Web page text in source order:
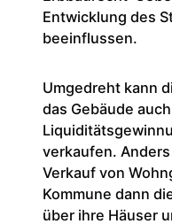
Entwicklung des
beeinflussen.
Umgedreht kann
das Gebäude
verkaufen.
Verkauf von
Kommune dann
über ihre Häuser